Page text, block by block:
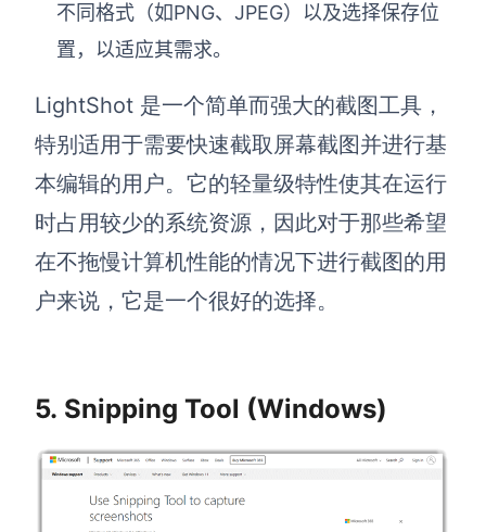
不同格式（如PNG、JPEG）以及选择保存位
置，以适应其需求。
LightShot 是一个简单而强大的截图工具，
特别适用于需要快速截取屏幕截图并进行基
本编辑的用户。它的轻量级特性使其在运行
时占用较少的系统资源，因此对于那些希望
在不拖慢计算机性能的情况下进行截图的用
户来说，它是一个很好的选择。
5. Snipping Tool (Windows)